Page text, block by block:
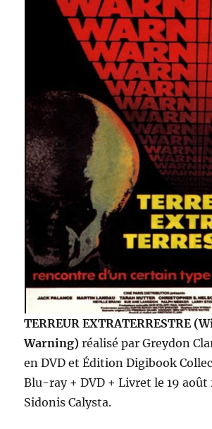
TERREUR EXTRATERRESTRE
Warning)réalisé par Greydon
en DVD et Édition Digibook
Blu-ray + DVD + Livret le 19 août
Sidonis Calysta.